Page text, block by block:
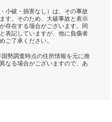
小破・損害なし）は、その事故
す。そのため、大破事故と表示
存在する場合がございます。同
表記していますが、他に負傷者
ご了承ください。
勢調査時点の住所情報を元に推
なる場合がございますので、あ